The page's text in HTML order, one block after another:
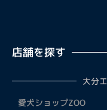
店舗を探す
大分
愛犬ショップZOO